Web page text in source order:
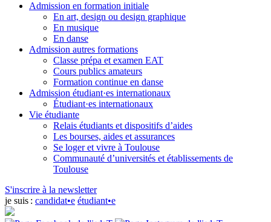
Admission en formation initiale
En art, design ou design graphique
En musique
En danse
Admission autres formations
Classe prépa et examen EAT
Cours publics amateurs
Formation continue en danse
Admission étudiant·es internationaux
Étudiant·es internationaux
Vie étudiante
Relais étudiants et dispositifs d’aides
Les bourses, aides et assurances
Se loger et vivre à Toulouse
Communauté d’universités et établissements de
Toulouse
S'inscrire à la newsletter
je suis : candidat•e étudiant•e